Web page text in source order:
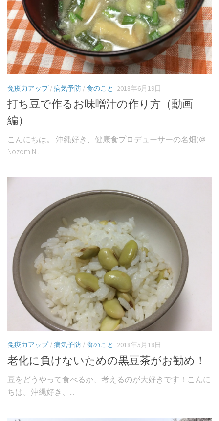
免疫力アップ/病気予防 /食のこと 2018年6月19日
打ち豆で作るお味噌汁の作り方（動画
編）
こんにちは。 沖縄好き、健康食プロデューサーの名畑(＠
NozomiN...
免疫力アップ/病気予防 /食のこと 2018年5月18日
老化に負けないための黒豆茶がお勧め！
豆をどうやって食べるか、考えるのが大好きです！こんに
ちは。沖縄好き、...